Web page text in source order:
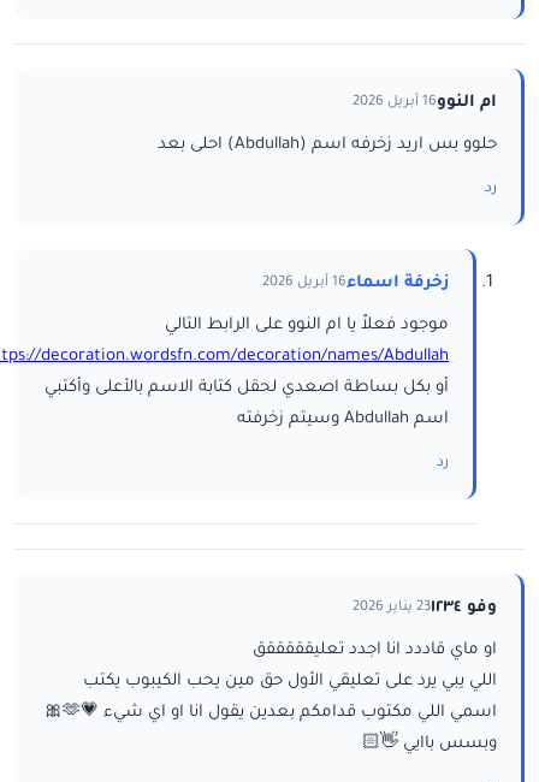
ام النوو16 أبريل 2026
حلوو بس اريد زخرفه اسم (Abdullah) احلى بعد
رد
زخرفة اسماء16 أبريل 2026
موجود فعلاً يا ام النوو على الرابط التالي
decoration.wordsfn.com/decoration/names/Abdullah/
أو بكل بساطة اصعدي لحقل كتابة الاسم بالأعلى وأكتبي
اسم Abdullah وسيتم زخرفته
رد
وفو ١٢٣٤ 23 يناير 2026
او ماي قاددد انا اجدد تعليقققققق
اللي يبي يرد على تعليقي الأول حق مين يحب الكيبوب يكتب
اسمي اللي مكتوب قدامكم بعدين يقول انا او اي شيء 💗🫶🎀
وبسس باايي 👋🏻